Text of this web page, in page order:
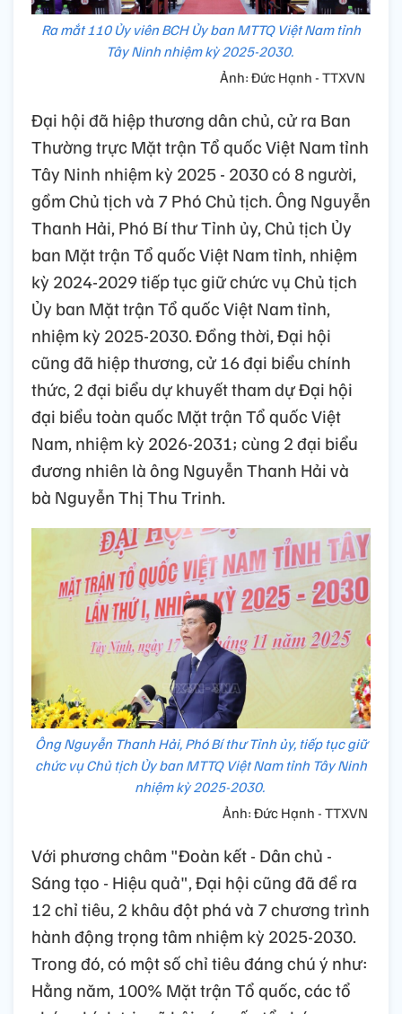
Ra mắt 110 Ủy viên BCH Ủy ban MTTQ Việt Nam tỉnh
Tây Ninh nhiệm kỳ 2025-2030.
Ảnh: Đức Hạnh - TTXVN
Đại hội đã hiệp thương dân chủ, cử ra Ban
Thường trực Mặt trận Tổ quốc Việt Nam tỉnh
Tây Ninh nhiệm kỳ 2025 - 2030 có 8 người,
gồm Chủ tịch và 7 Phó Chủ tịch. Ông Nguyễn
Thanh Hải, Phó Bí thư Tỉnh ủy, Chủ tịch Ủy
ban Mặt trận Tổ quốc Việt Nam tỉnh, nhiệm
kỳ 2024-2029 tiếp tục giữ chức vụ Chủ tịch
Ủy ban Mặt trận Tổ quốc Việt Nam tỉnh,
nhiệm kỳ 2025-2030. Đồng thời, Đại hội
cũng đã hiệp thương, cử 16 đại biểu chính
thức, 2 đại biểu dự khuyết tham dự Đại hội
đại biểu toàn quốc Mặt trận Tổ quốc Việt
Nam, nhiệm kỳ 2026-2031; cùng 2 đại biểu
đương nhiên là ông Nguyễn Thanh Hải và
bà Nguyễn Thị Thu Trinh.
Ông Nguyễn Thanh Hải, Phó Bí thư Tỉnh ủy, tiếp tục giữ
chức vụ Chủ tịch Ủy ban MTTQ Việt Nam tỉnh Tây Ninh
nhiệm kỳ 2025-2030.
Ảnh: Đức Hạnh - TTXVN
Với phương châm "Đoàn kết - Dân chủ -
Sáng tạo - Hiệu quả", Đại hội cũng đã đề ra
12 chỉ tiêu, 2 khâu đột phá và 7 chương trình
hành động trọng tâm nhiệm kỳ 2025-2030.
Trong đó, có một số chỉ tiêu đáng chú ý như:
Hằng năm, 100% Mặt trận Tổ quốc, các tổ